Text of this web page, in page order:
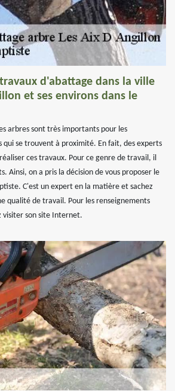
d'abattage dans la ville
et ses environs dans le
arbres sont très importants pour les
qui se trouvent à proximité. En fait, des experts
ces travaux. Pour ce genre de travail, il
Ainsi, on a pris la décision de vous proposer le
C'est un expert en la matière et sachez
qualité de travail. Pour les renseignements
visiter son site Internet.